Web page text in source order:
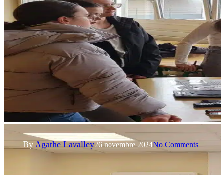
Actualités Eduquer à la maitrise de l'énergie et du DD
Haute-Follis – Sensibiliser les
jeunes à l’environnement : des
ateliers écoresponsables pour
les internes d’un lycée
By Agathe Lavalley26 novembre 2024No Comments